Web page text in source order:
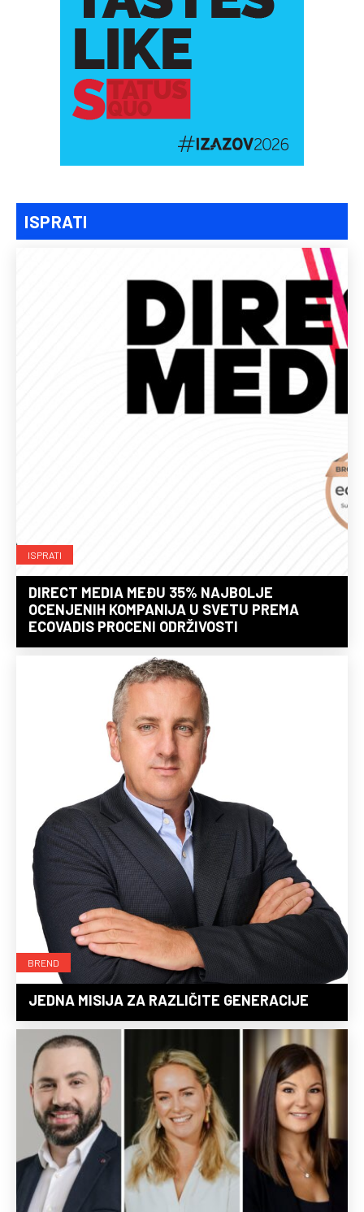
ISPRATI
ISPRATI
DIRECT MEDIA MEĐU 35% NAJBOLJE
OCENJENIH KOMPANIJA U SVETU PREMA
ECOVADIS PROCENI ODRŽIVOSTI
BREND
JEDNA MISIJA ZA RAZLIČITE GENERACIJE